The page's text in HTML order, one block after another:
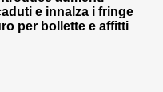
e innalza i fringe
per bollette e affitti